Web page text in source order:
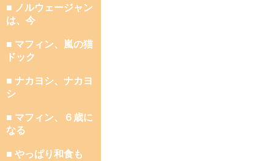
■ ノルウェージャン
は、今
■ マフィン、嵐の猫
ドック
■ ナカヨシ、ナカヨ
シ
■ マフィン、６歳に
なる
■ やっぱり和食も